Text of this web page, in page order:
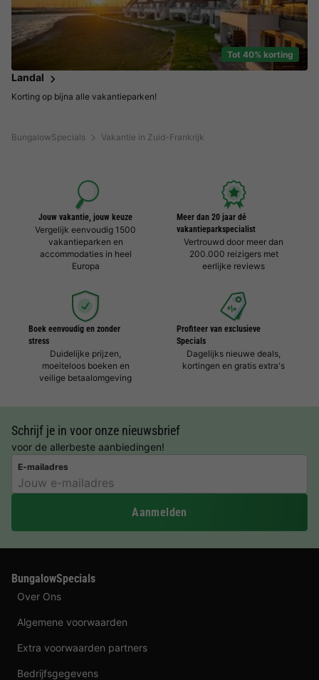
BungalowSpecials Vakantie in Zuid-Frankrijk
Tot 40% korting
Landal
Korting op bijna alle vakantieparken!
Jouw vakantie, jouw keuze
Vergelijk eenvoudig 1500
vakantieparken en
accommodaties in heel
Europa
Meer dan 20 jaar dé
vakantieparkspecialist
Vertrouwd door meer dan
200.000 reizigers met
eerlijke reviews
Boek eenvoudig en zonder
stress
Duidelijke prijzen,
moeiteloos boeken en
veilige betaalomgeving
Profiteer van exclusieve
Specials
Dagelijks nieuwe deals,
kortingen en gratis extra's
Schrijf je in voor onze nieuwsbrief
voor de allerbeste aanbiedingen!
E-mailadres
Aanmelden
BungalowSpecials
Over Ons
Algemene voorwaarden
Extra voorwaarden partners
Bedrijfsgegevens